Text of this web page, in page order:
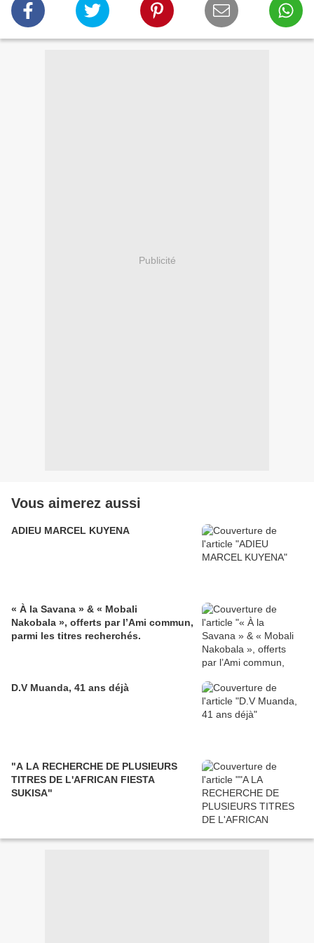
Publicité
Vous aimerez aussi
ADIEU MARCEL KUYENA
« À la Savana » & « Mobali
Nakobala », offerts par l’Ami commun,
parmi les titres recherchés.
D.V Muanda, 41 ans déjà
"A LA RECHERCHE DE PLUSIEURS
TITRES DE L'AFRICAN FIESTA
SUKISA"